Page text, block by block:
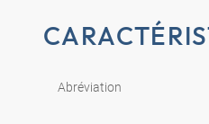
Abréviation